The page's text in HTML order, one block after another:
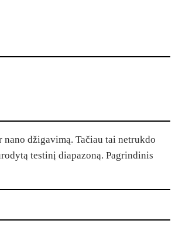
džigavimą. Tačiau tai netrukdo
testinį diapazoną. Pagrindinis